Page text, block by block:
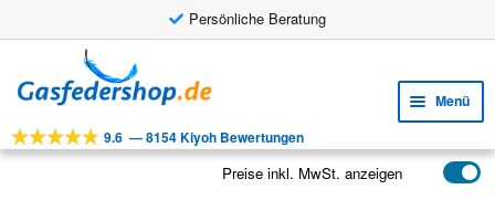
Persönliche Beratung
Navigation
springen
Inhalt
springen
Menü
Werkzeuge
9.6 —8154 Kiyoh Bewertungen
Preise inkl. MwSt. anzeigen